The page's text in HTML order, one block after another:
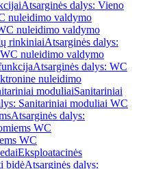
Atsarginės dalys: Vieno
nuleidimo valdymo
nuleidimo valdymo
rinkiniaiAtsarginės dalys:
WC nuleidimo valdymo
Atsarginės dalys: WC
nuleidimo
moduliaiSanitariniai
Sanitariniai moduliai WC
Atsarginės dalys:
WC
WC
Eksploatacinės
bidėAtsarginės dalys: